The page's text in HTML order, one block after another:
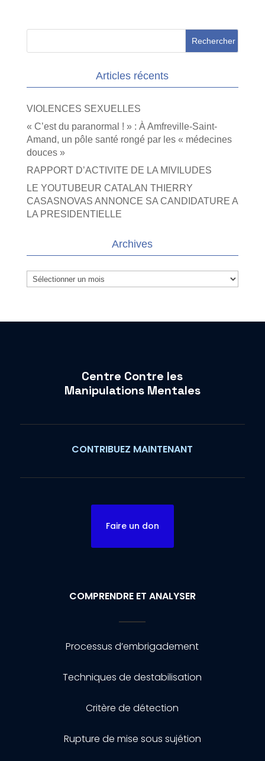
Articles récents
VIOLENCES SEXUELLES
« C’est du paranormal ! » : À Amfreville-Saint-
Amand, un pôle santé rongé par les « médecines
douces »
RAPPORT D’ACTIVITE DE LA MIVILUDES
LE YOUTUBEUR CATALAN THIERRY
CASASNOVAS ANNONCE SA CANDIDATURE A
LA PRESIDENTIELLE
Archives
Archives
Centre Contre les
Manipulations Mentales
CONTRIBUEZ MAINTENANT
Faire un don
COMPRENDRE ET ANALYSER
Processus d’embrigadement
Techniques de destabilisation
Critère de détection
Rupture de mise sous sujétion